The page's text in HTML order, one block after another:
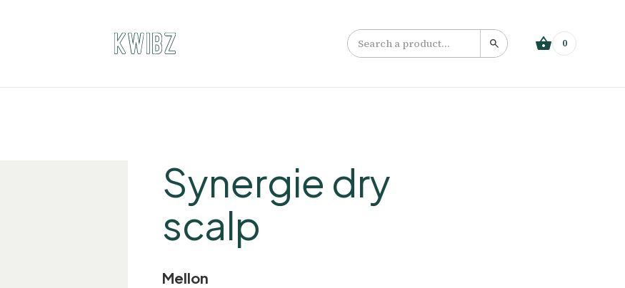
0
Synergie dry
scalp
Mellon